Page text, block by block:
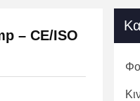
– CE/ISO